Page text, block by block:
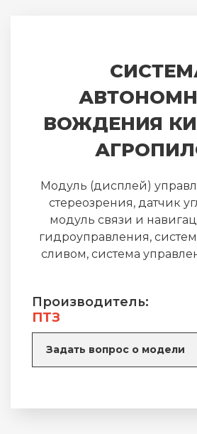
ВОЖДЕНИЯ
Модуль (дисплей)
стереозрения, датчик
модуль связи и
гидроуправления,
сливом, система
Производитель:
ПТЗ
Задать вопрос о модели